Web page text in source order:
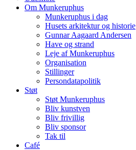
Om Munkeruphus
Munkeruphus i dag
Husets arkitektur og historie
Gunnar Aagaard Andersen
Have og strand
Leje af Munkeruphus
Organisation
Stillinger
Persondatapolitik
Støt
Støt Munkeruphus
Bliv kunstven
Bliv frivillig
Bliv sponsor
Tak til
Café